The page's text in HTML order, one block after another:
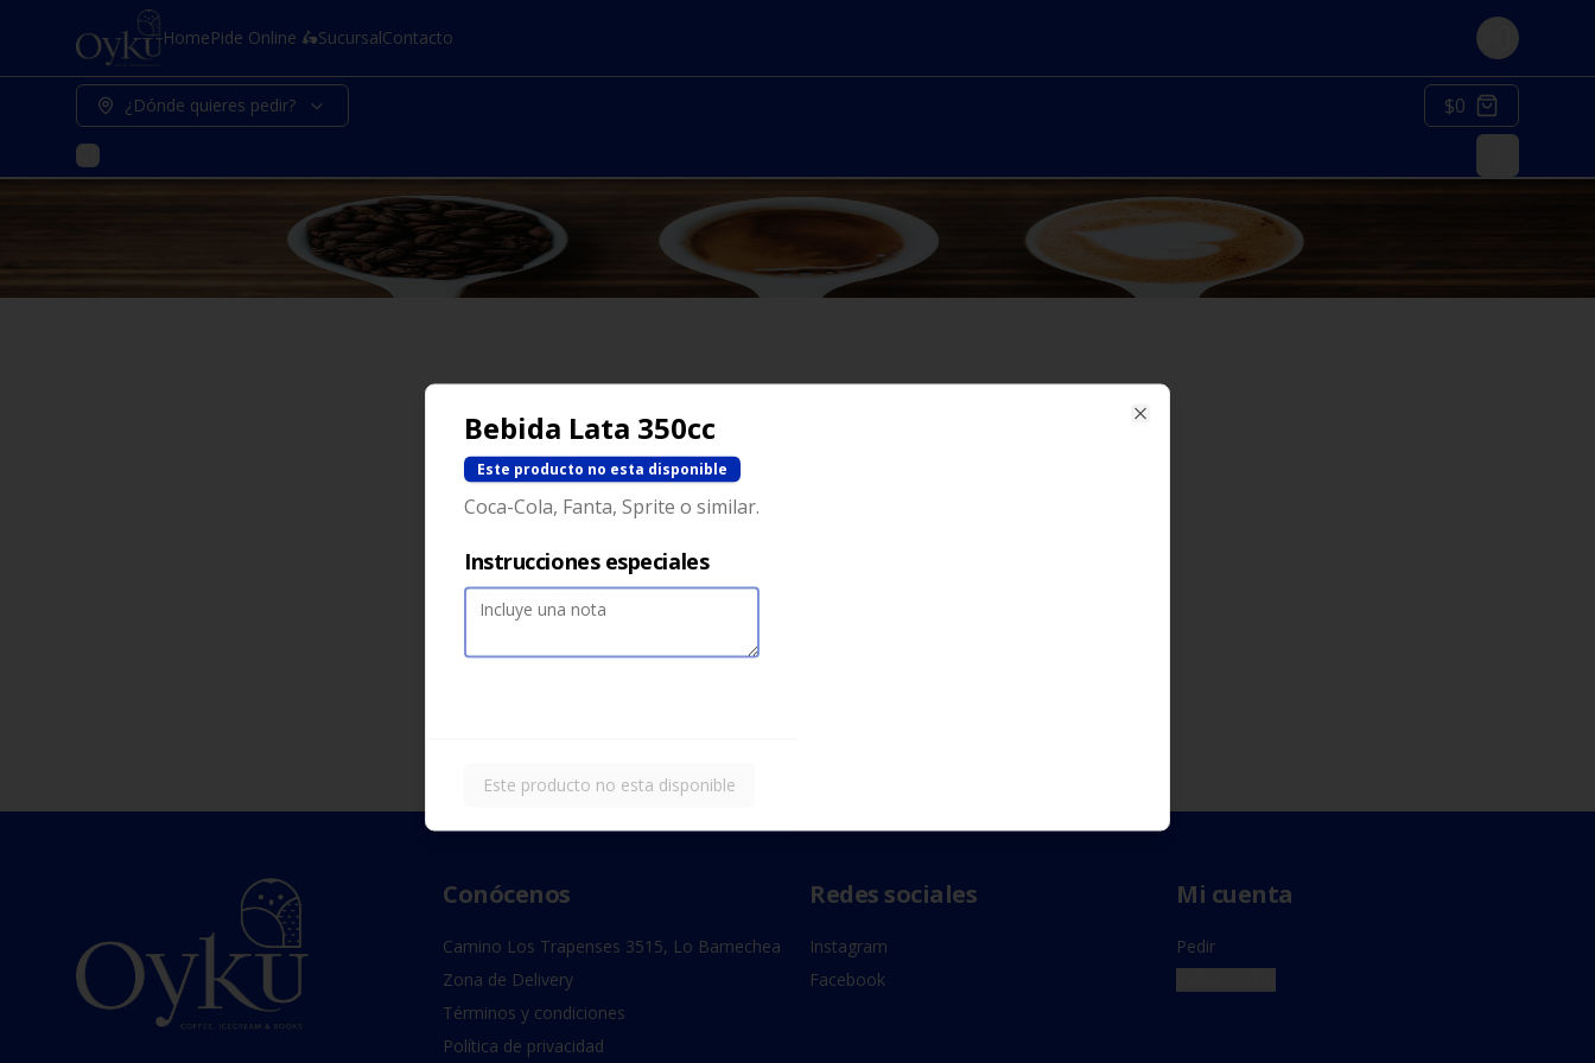
HomePide Online 🛵SucursalContacto Login
¿Dónde quieres pedir? $0
No hay productos en el menú
Conócenos
Camino Los Trapenses 3515, Lo Barnechea
Zona de Delivery
Términos y condiciones
Política de privacidad
Redes sociales
Instagram
Facebook
Mi cuenta
Pedir
Bebida Lata 350cc
Este producto no esta disponible
Coca-Cola, Fanta, Sprite o similar.
Instrucciones especiales
Este producto no esta disponible